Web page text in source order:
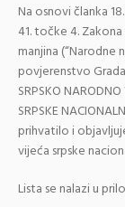
Na osnovi članka
41. točke 4.
manjina (“Narodne
povjerenstvo
SRPSKO
SRPSKE
prihvatilo i
vijeća srpske
Lista se nalazi u